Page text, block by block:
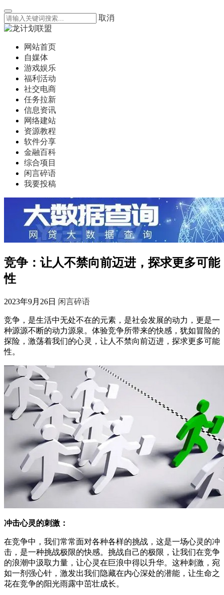
取消
网站首页
自媒体
游戏娱乐
福利活动
社交电商
任务拉新
信息资讯
网络建站
资源教程
软件分享
金融百科
综合项目
闲言碎语
我要投稿
竞争：让人不禁向前迈进，探求更多可能
性
2023年9月26日 闲言碎语
竞争，是生活中无处不在的元素，是社会发展的动力，更是一
种源源不断的动力源泉。体验竞争所带来的快感，犹如冒险的
探险，激荡着我们的心灵，让人不禁向前迈进，探求更多可能
性。
冲击心灵的刺激：
在竞争中，我们常常面对各种各样的挑战，这是一场心灵的冲
击，是一种挑战极限的快感。挑战自己的极限，让我们在竞争
的浪潮中汲取力量，让心灵在巨浪中得以升华。这种刺激，宛
如一剂强心针，激发出我们隐藏在内心深处的潜能，让生命之
花在竞争的阳光雨露中茁壮成长。